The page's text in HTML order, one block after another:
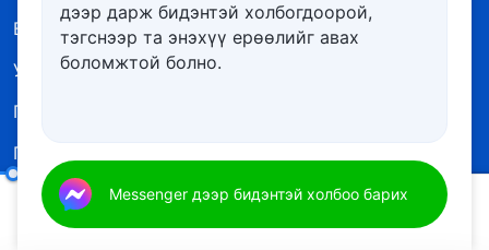
Видео
Магтан дуунууд
Уншлагууд
Гэрчлэлүүд
Гэрэл зургийн
үзэсгэлэн
дээр дарж бидэнтэй холбогдоорой,
тэгснээр та энэхүү ерѳѳлийг авах
боломжтой болно.
Messenger дээр бидэнтэй холбоо барих
Бүх орчлон ертөнцөд хандсан Бурханы айлдваруудын нууцын тухай тайлбар 17-р бүлэг